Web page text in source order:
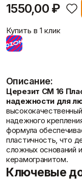
Расходные
Мешки
Пленки
Скотчи/Ленты
Минеральная
Пенопласт
Пенополистирол
Показать больше
Статьи
Отзывы
1550,00 ₽
Купить в 1 клик
Описание:
Церезит CM 16
надежности для
надежного
формула
пластичность, что
сложных оснований
керамогранитом.
Ключевые